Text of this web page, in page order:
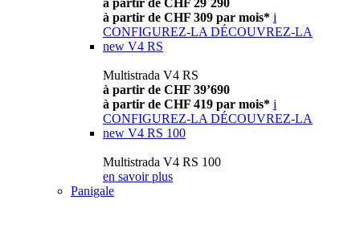
à partir de CHF 29´290
à partir de CHF 309 par mois* i
CONFIGUREZ-LA DÉCOUVREZ-LA
new V4 RS
Multistrada V4 RS
à partir de CHF 39’690
à partir de CHF 419 par mois* i
CONFIGUREZ-LA DÉCOUVREZ-LA
new V4 RS 100
Multistrada V4 RS 100
en savoir plus
Panigale